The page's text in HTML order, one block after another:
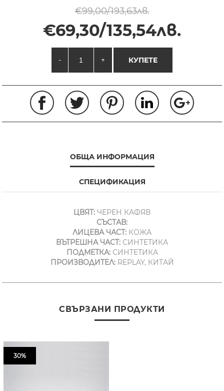
€99,00/193,63лв.
€69,30/135,54лв.
- + КУПЕТЕ
ОБЩА ИНФОРМАЦИЯ
СПЕЦИФИКАЦИЯ
ЦВЯТ: ЧЕРЕН КАФЯВ
СЪСТАВ:
ЛИЦЕВА ЧАСТ: КОЖА
ВЪТРЕШНА ЧАСТ: СИНТЕТИКА
ПОДМЕТКА:СИНТЕТИКА
ПРОИЗВОДИТЕЛ:REPLAY, КИТАЙ
СВЪРЗАНИ ПРОДУКТИ
30%